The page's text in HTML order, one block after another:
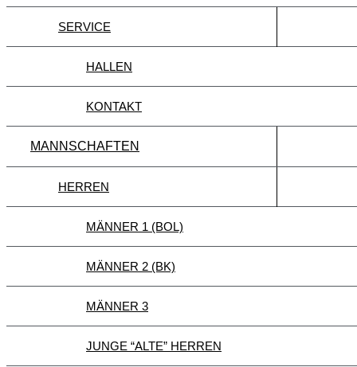
SERVICE
HALLEN
KONTAKT
MANNSCHAFTEN
HERREN
MÄNNER 1 (BOL)
MÄNNER 2 (BK)
MÄNNER 3
JUNGE “ALTE” HERREN